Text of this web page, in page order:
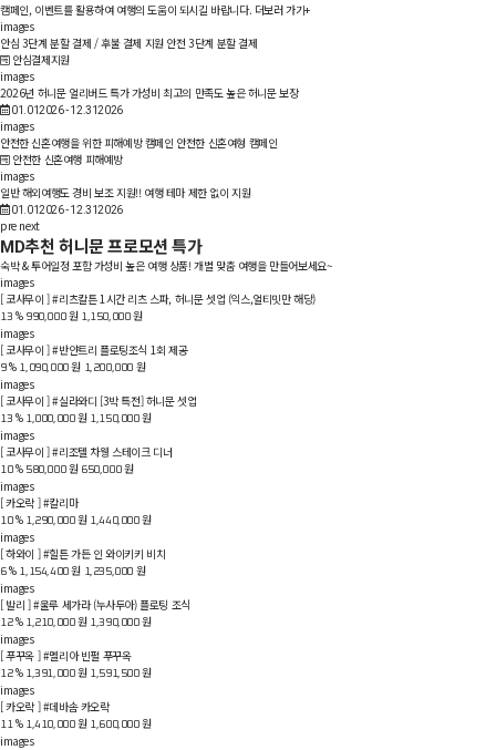
캠페인, 이벤트를 활용하여 여행의 도움이 되시길 바랍니다. 더보러 가기+
images
안심 3단계 분할 결제 / 후불 결제 지원 안전 3단계 분할 결제
안심결제지원
images
2026년 허니문 얼리버드 특가가성비 최고의 만족도 높은 허니문 보장
01.012026-12.312026
images
안전한 신혼여행을 위한 피해예방 캠페인 안전한 신혼여형 캠페인
안전한 신혼여행 피해예방
images
일반 해외여행도 경비 보조 지원!! 여행 테마 제한 없이 지원
01.012026-12.312026
pre next
MD추천 허니문 프로모션 특가
숙박 & 투어일정 포함 가성비 높은 여행 상품! 개별 맞춤 여행을 만들어보세요~
images
[ 코사무이 ] #리츠칼튼1시간 리츠 스파, 허니문 셋업 (익스,얼티밋만 해당)
13 % 990,000 원 1,150,000 원
images
[ 코사무이 ] #반얀트리 플로팅조식 1회 제공
9 % 1,090,000 원 1,200,000 원
images
[ 코사무이 ] #실라와디 [3박 특전] 허니문 셋업
13 % 1,000,000 원 1,150,000 원
images
[ 코사무이 ] #리조텔 차웽 스테이크 디너
10 % 580,000 원 650,000 원
images
[ 카오락 ] #칼리마
10 % 1,290,000 원 1,440,000 원
images
[ 하와이 ] #힐튼 가든 인 와이키키 비치
6 % 1,154,400 원 1,235,000 원
images
[ 발리 ] #울루 세가라 (누사두아) 플로팅 조식
12 % 1,210,000 원 1,390,000 원
images
[ 푸꾸옥 ] #멜리아 빈펄 푸꾸옥
12 % 1,391,000 원 1,591,500 원
images
[ 카오락 ] #데바솜 카오락
11 % 1,410,000 원 1,600,000 원
images